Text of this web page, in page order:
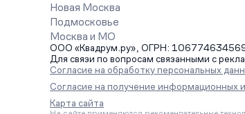
Новая Москва
Подмосковье
Москва и МО
ООО «Квадрум.ру», ОГРН:
Для связи по вопросам связанными с
Согласие на обработку персональных
Согласие на получение информационных
Карта сайта